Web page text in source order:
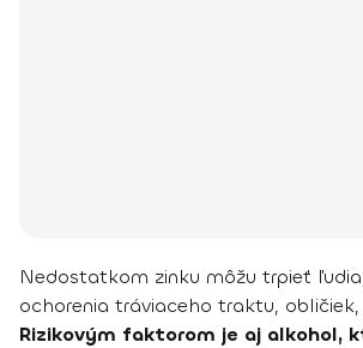
Nedostatkom zinku môžu trpieť
ochorenia tráviaceho traktu, obličiek,
Rizikovým faktorom je aj alkohol,